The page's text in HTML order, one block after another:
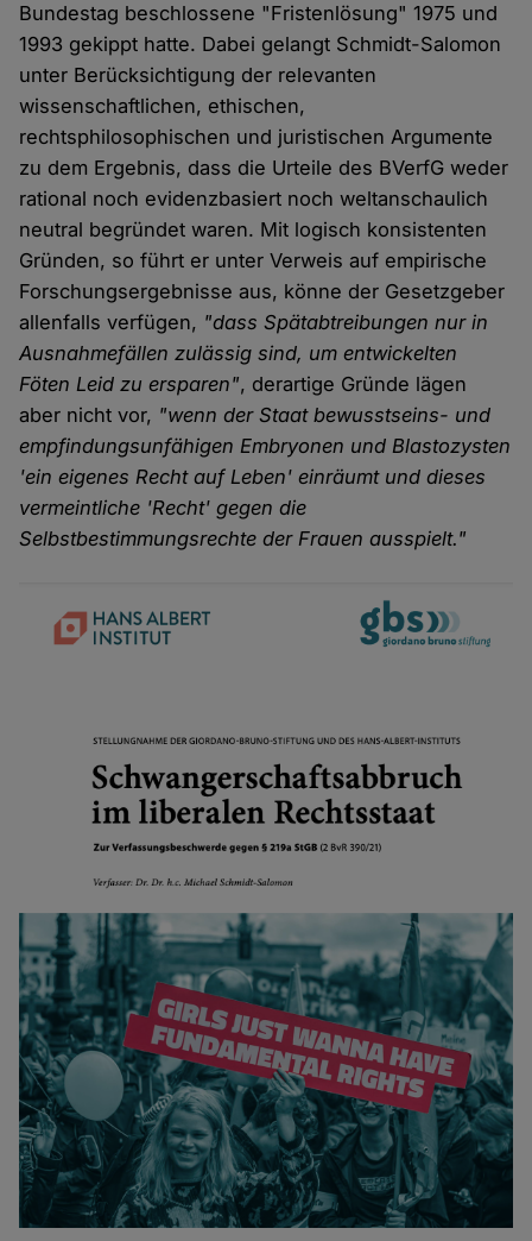
Bundestag beschlossene "Fristenlösung" 1975 und
1993 gekippt hatte. Dabei gelangt Schmidt-Salomon
unter Berücksichtigung der relevanten
wissenschaftlichen, ethischen,
rechtsphilosophischen und juristischen Argumente
zu dem Ergebnis, dass die Urteile des BVerfG weder
rational noch evidenzbasiert noch weltanschaulich
neutral begründet waren. Mit logisch konsistenten
Gründen, so führt er unter Verweis auf empirische
Forschungsergebnisse aus, könne der Gesetzgeber
allenfalls verfügen, "dass Spätabtreibungen nur in
Ausnahmefällen zulässig sind, um entwickelten
Föten Leid zu ersparen", derartige Gründe lägen
aber nicht vor, "wenn der Staat bewusstseins- und
empfindungsunfähigen Embryonen und Blastozysten
'ein eigenes Recht auf Leben' einräumt und dieses
vermeintliche 'Recht' gegen die
Selbstbestimmungsrechte der Frauen ausspielt."